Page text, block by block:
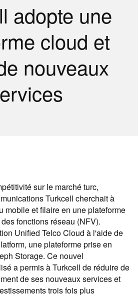
adopte une
cloud et
nouveaux
sur le marché turc,
Turkcell cherchait à
mobile et filaire en une plateforme
fonctions réseau (NFV).
Unified Telco Cloud à l'aide de
une plateforme prise en
Storage. Ce nouvel
a permis à Turkcell de réduire de
de ses nouveaux services et
trois fois plus